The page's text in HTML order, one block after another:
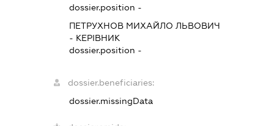
dossier.position -
ПЕТРУХНОВ МИХАЙЛО ЛЬВОВИЧ
- КЕРІВНИК
dossier.position -
dossier.beneficiaries:
dossier.missingData